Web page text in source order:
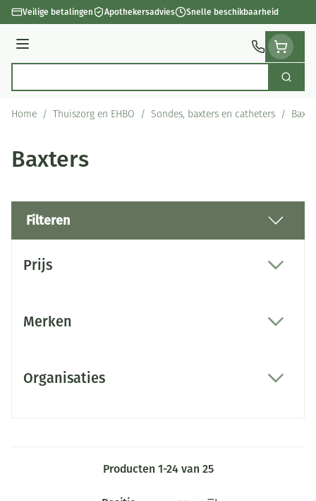
Ga naar de inhoud
Veilige betalingen Apothekersadvies Snelle beschikbaarheid
Menu
Zoek
Home / Thuiszorg en EHBO / Sondes, baxters en catheters /
Baxters
Filteren
Prijs
Merken
Organisaties
Producten 1-24van 25